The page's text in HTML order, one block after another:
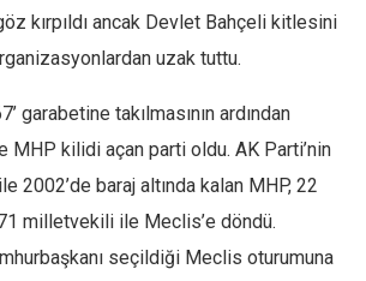
kırpıldı ancak Devlet Bahçeli kitlesini
uzak tuttu.
garabetine takılmasının ardından
MHP kilidi açan parti oldu. AK Parti’nin
2002’de baraj altında kalan MHP, 22
milletvekili ile Meclis’e döndü.
seçildiği Meclis oturumuna